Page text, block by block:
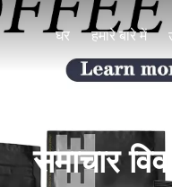
घर हमारे बारे में
समाचार